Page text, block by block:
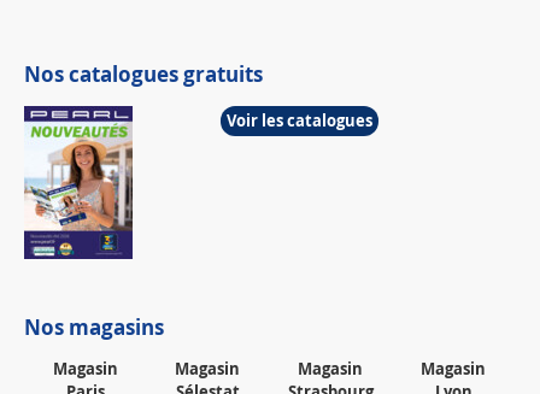
Nos catalogues gratuits
Voir les catalogues
Nos magasins
Magasin
Magasin
Magasin
Magasin